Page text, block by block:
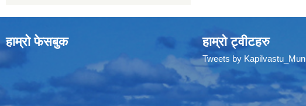
हाम्रो फेसबुक हाम्रो ट्वीटहरु
Tweets by Kapilvastu_Mun